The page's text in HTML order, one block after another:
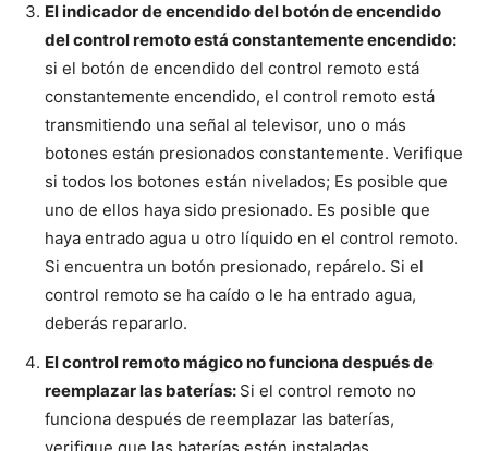
El indicador de encendido del botón de encendido
del control remoto está constantemente encendido:
si el botón de encendido del control remoto está
constantemente encendido, el control remoto está
transmitiendo una señal al televisor, uno o más
botones están presionados constantemente. Verifique
si todos los botones están nivelados; Es posible que
uno de ellos haya sido presionado. Es posible que
haya entrado agua u otro líquido en el control remoto.
Si encuentra un botón presionado, repárelo. Si el
control remoto se ha caído o le ha entrado agua,
deberás repararlo.
El control remoto mágico no funciona después de
reemplazar las baterías: Si el control remoto no
funciona después de reemplazar las baterías,